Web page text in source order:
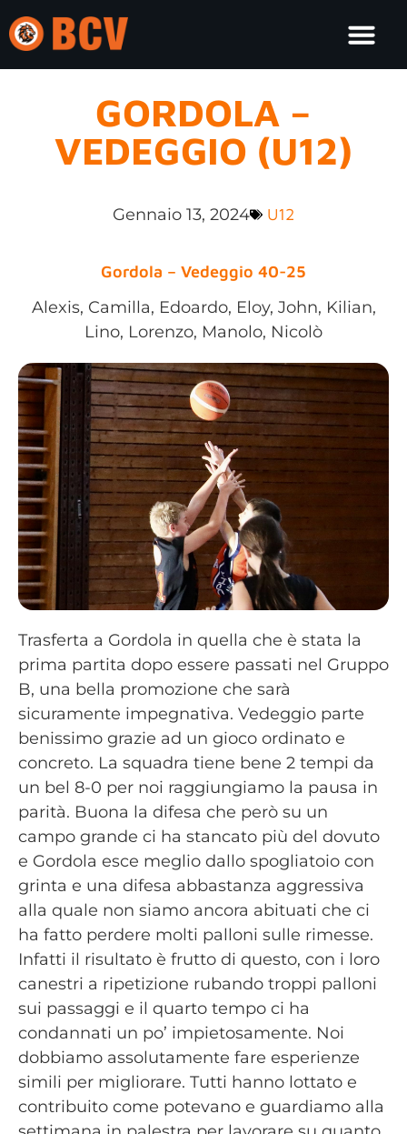
GORDOLA –
VEDEGGIO (U12)
Gennaio 13, 2024 U12
Gordola – Vedeggio 40-25
Alexis, Camilla, Edoardo, Eloy, John, Kilian,
Lino, Lorenzo, Manolo, Nicolò
Trasferta a Gordola in quella che è stata la
prima partita dopo essere passati nel Gruppo
B, una bella promozione che sarà
sicuramente impegnativa. Vedeggio parte
benissimo grazie ad un gioco ordinato e
concreto. La squadra tiene bene 2 tempi da
un bel 8-0 per noi raggiungiamo la pausa in
parità. Buona la difesa che però su un
campo grande ci ha stancato più del dovuto
e Gordola esce meglio dallo spogliatoio con
grinta e una difesa abbastanza aggressiva
alla quale non siamo ancora abituati che ci
ha fatto perdere molti palloni sulle rimesse.
Infatti il risultato è frutto di questo, con i loro
canestri a ripetizione rubando troppi palloni
sui passaggi e il quarto tempo ci ha
condannati un po’ impietosamente. Noi
dobbiamo assolutamente fare esperienze
simili per migliorare. Tutti hanno lottato e
contribuito come potevano e guardiamo alla